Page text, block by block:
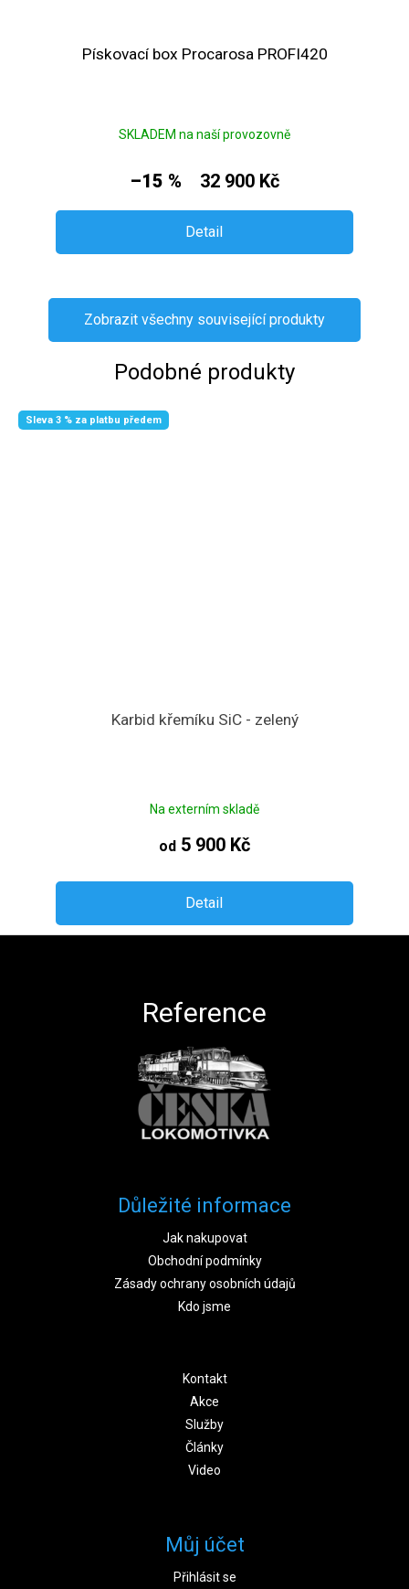
Pískovací box Procarosa PROFI420
SKLADEM na naší provozovně
–15 % 32 900 Kč
Detail
Zobrazit všechny související produkty
Podobné produkty
Sleva 3 % za platbu předem
Karbid křemíku SiC - zelený
Na externím skladě
od 5 900 Kč
Detail
Reference
Důležité informace
Jak nakupovat
Obchodní podmínky
Zásady ochrany osobních údajů
Kdo jsme
Kontakt
Akce
Služby
Články
Video
Můj účet
Přihlásit se